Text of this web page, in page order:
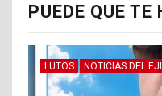
PUEDE QUE TE
LUTOS NOTICIAS DEL